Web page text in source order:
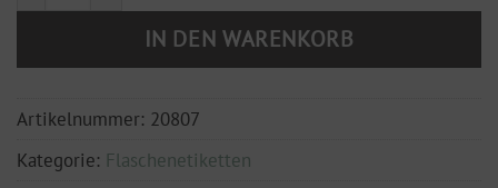
IN DEN WARENKORB
Artikelnummer: 20807
Kategorie: Flaschenetiketten